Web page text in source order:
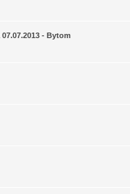
- Bytom